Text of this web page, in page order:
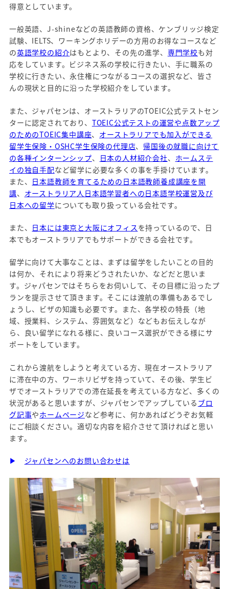
得意としています。
一般英語、J-shineなどの英語教師の資格、ケンブリッジ検定
試験、IELTS、ワーキングホリデーの方用のお得なコースなど
の英語学校の紹介はもとより、その先の進学、 専門学校も対
応をしています。ビジネス系の学校に行きたい、手に職系の
学校に行きたい、永住権につながるコースの選択など、皆さ
んの現状と目的に沿った学校紹介をしています。
また、ジャパセンは、オーストラリアのTOEIC公式テストセン
ターに認定されており、 TOEIC公式テストの運営や点数アップ
のためのTOEIC集中講座、 オーストラリアでも加入ができる
留学生保険・OSHC学生保険の代理店、 帰国後の就職に向けて
の各種インターンシップ、 日本の人材紹介会社、 ホームステ
イの独自手配など留学に必要な多くの事を手掛けています。
また、 日本語教師を育てるための日本語教師養成講座を開
講、 オーストラリア人日本語学習者への日本語学校運営及び
日本への留学についても取り扱っている会社です。
また、 日本には東京と大阪にオフィス を持っているので、日
本でもオーストラリアでもサポートができる会社です。
留学に向けて大事なことは、まずは留学をしたいことの目的
は何か、それにより将来どうされたいか、などだと思いま
す。ジャパセンではそちらをお伺いして、その目標に沿ったプ
ランを提示させて頂きます。そこには渡航の準備もあるでし
ょうし、ビザの知識も必要です。また、各学校の特長（地
域、授業料、システム、雰囲気など）などもお伝えしなが
ら、良い留学になれる様に、良いコース選択ができる様にサ
ポートをしています。
これから渡航をしようと考えている方、現在オーストラリア
に滞在中の方、ワーホリビザを持っていて、その後、学生ビ
ザでオーストラリアでの滞在延長を考えている方など、多くの
状況があると思いますが、ジャパセンでアップしている ブロ
グ記事やホームページなど参考に、何かあればどうぞお気軽
にご相談ください。適切な内容を紹介させて頂ければと思い
ます。
▶ ジャパセンへのお問い合わせは